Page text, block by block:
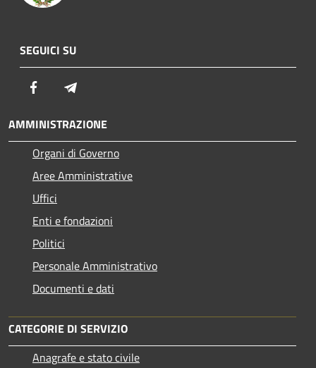
SEGUICI SU
Facebook
AMMINISTRAZIONE
Organi di Governo
Aree Amministrative
Uffici
Enti e fondazioni
Politici
Personale Amministrativo
Documenti e dati
CATEGORIE DI SERVIZIO
Anagrafe e stato civile